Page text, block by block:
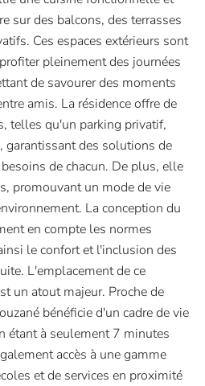
sur des balcons, des terrasses
Ces espaces extérieurs sont
pleinement des journées
de savourer des moments
amis. La résidence offre de
telles qu'un parking privatif,
garantissant des solutions de
de chacun. De plus, elle
promouvant un mode de vie
La conception du
en compte les normes
le confort et l'inclusion des
L'emplacement de ce
un atout majeur. Proche de
bénéficie d'un cadre de vie
étant à seulement 7 minutes
accès à une gamme
et de services en proximité